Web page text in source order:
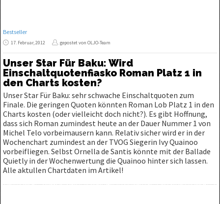
Bestseller
17. Februar, 2012 gepostet von OLJO-Team
Unser Star Für Baku: Wird
Einschaltquotenfiasko Roman Platz 1 in
den Charts kosten?
Unser Star Für Baku: sehr schwache Einschaltquoten zum
Finale. Die geringen Quoten könnten Roman Lob Platz 1 in den
Charts kosten (oder vielleicht doch nicht?). Es gibt Hoffnung,
dass sich Roman zumindest heute an der Dauer Nummer 1 von
Michel Telo vorbeimausern kann. Relativ sicher wird er in der
Wochenchart zumindest an der TVOG Siegerin Ivy Quainoo
vorbeifliegen. Selbst Ornella de Santis könnte mit der Ballade
Quietly in der Wochenwertung die Quainoo hinter sich lassen.
Alle aktullen Chartdaten im Artikel!